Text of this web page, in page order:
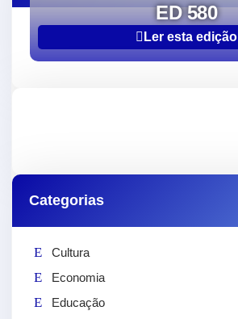
ED 580
Ler esta edição
Categorias
Cultura
Economia
Educação